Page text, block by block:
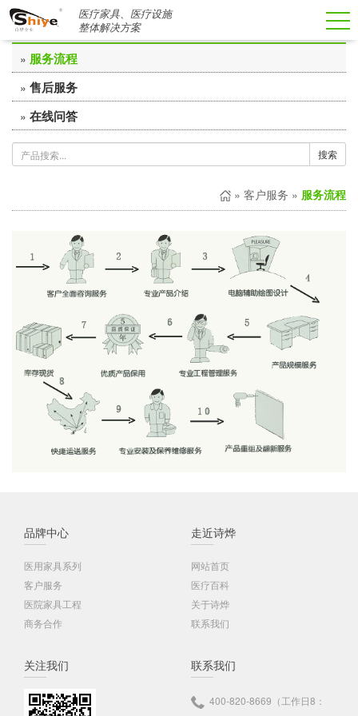
医疗家具、医疗设施
整体解决方案
客户服务
» 服务流程
» 售后服务
» 在线问答
搜索
» 客户服务 » 服务流程
品牌中心
医用家具系列
客户服务
医院家具工程
商务合作
走近诗烨
网站首页
医疗百科
关于诗烨
联系我们
关注我们 联系我们
400-820-8669（工作日8：